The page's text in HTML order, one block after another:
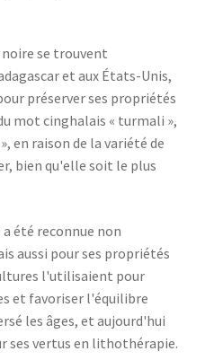
se trouvent
et aux États-Unis,
préserver ses propriétés
mot cinghalais « turmali »,
en raison de la variété de
bien qu'elle soit le plus
été reconnue non
aussi pour ses propriétés
l'utilisaient pour
et favoriser l'équilibre
les âges, et aujourd'hui
ses vertus en lithothérapie.